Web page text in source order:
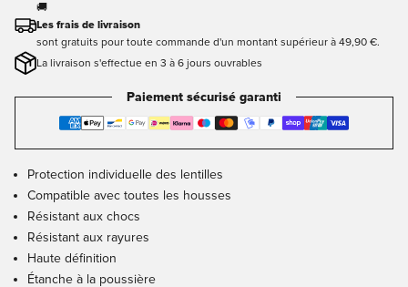
🚚
Les frais de livraison
sont gratuits pour toute commande d'un montant supérieur à 49,90 €.
La livraison s'effectue en 3 à 6 jours ouvrables
Paiement sécurisé garanti
Protection individuelle des lentilles
Compatible avec toutes les housses
Résistant aux chocs
Résistant aux rayures
Haute définition
Étanche à la poussière